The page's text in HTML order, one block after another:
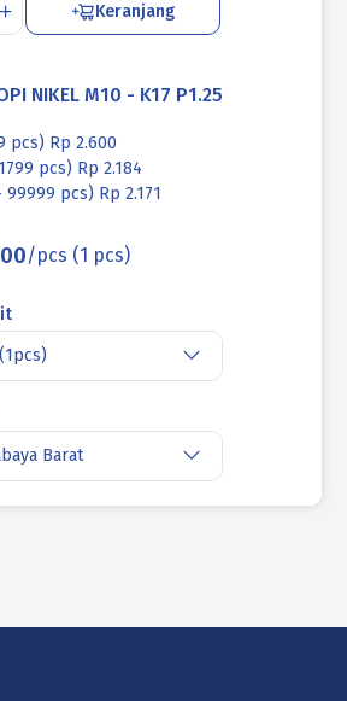
Keranjang
NIKEL M10 - K17 P1.25
pcs) Rp 2.600
pcs) Rp 2.184
99999 pcs) Rp 2.171
/pcs (1 pcs)
Barat